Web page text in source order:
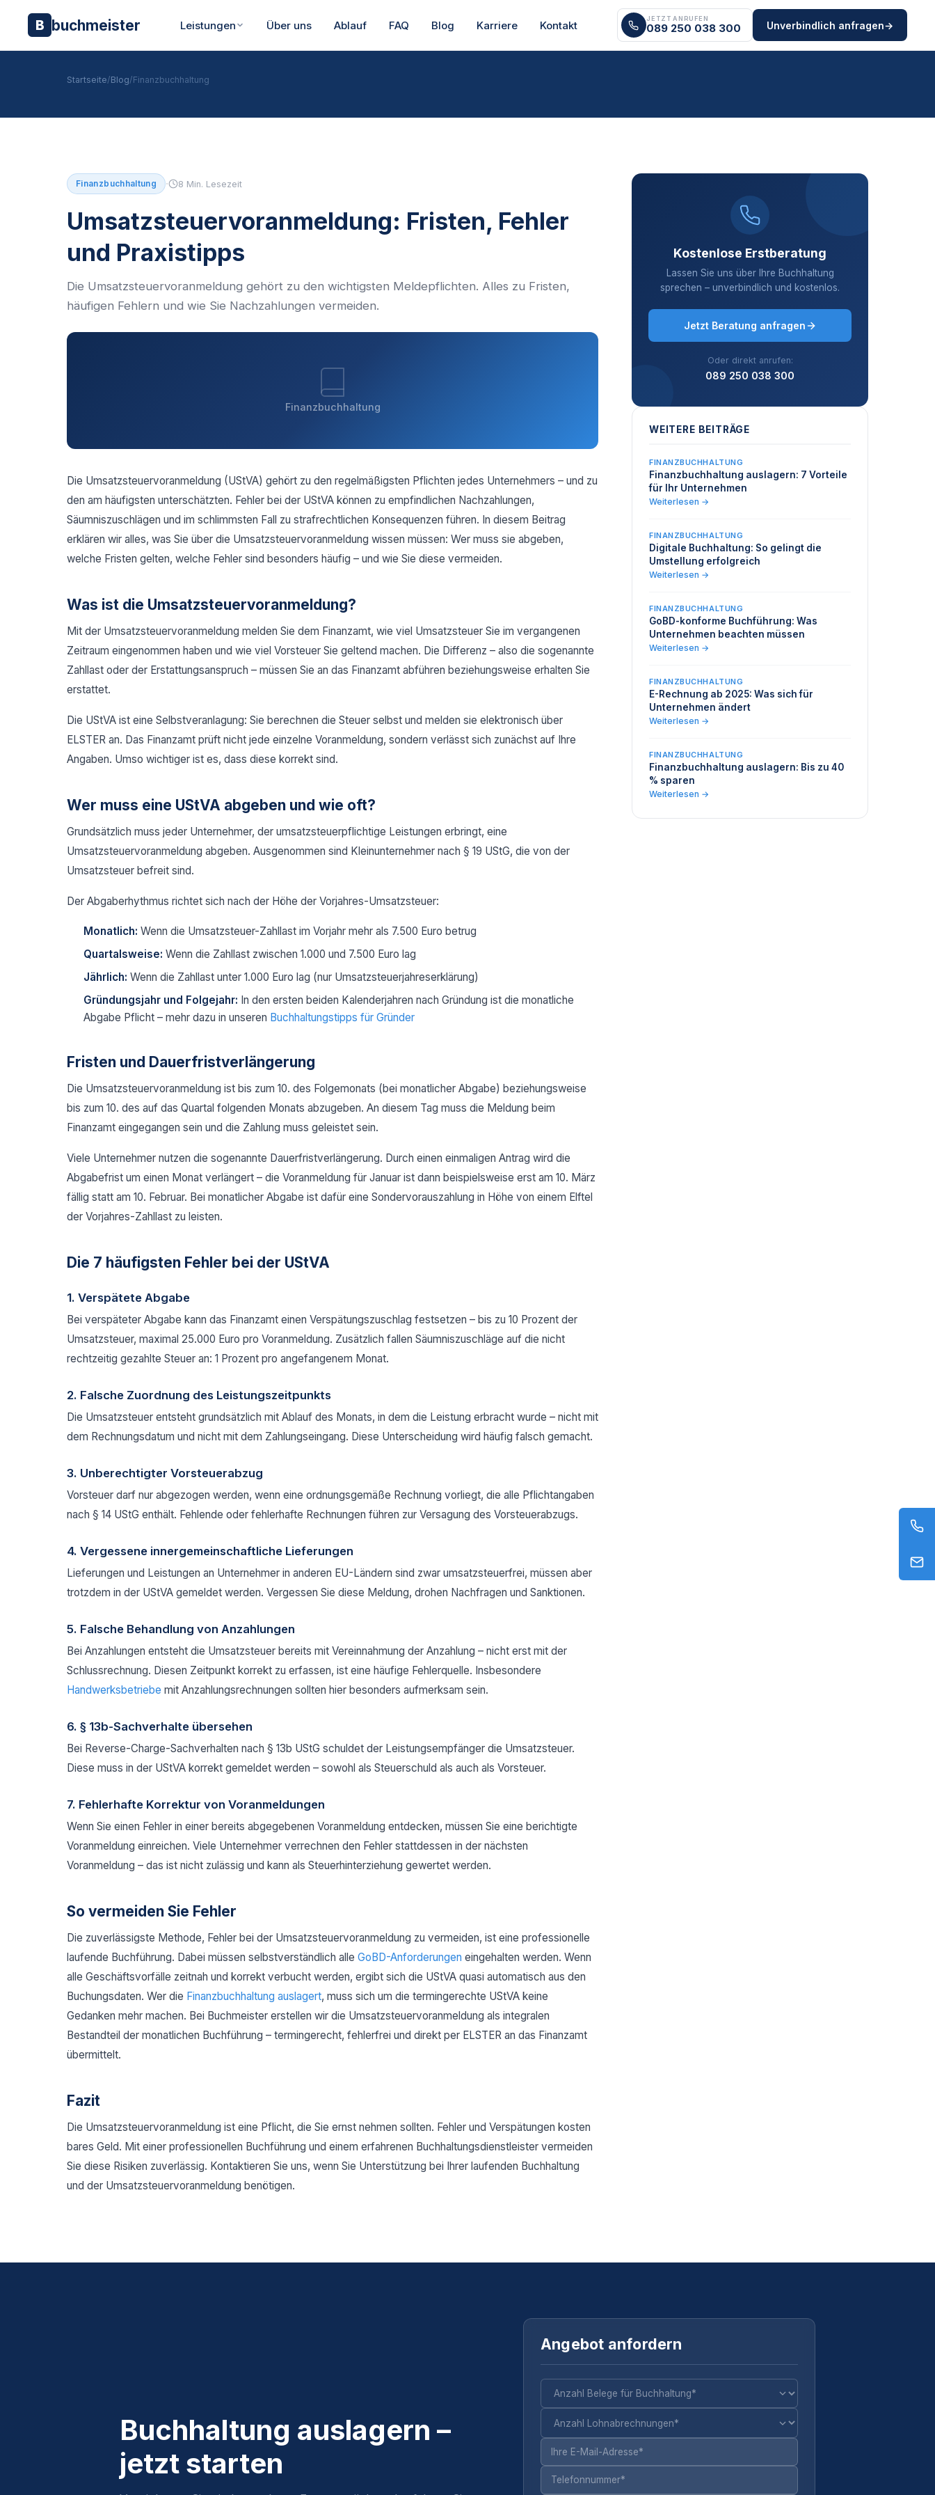
B buchmeister Leistungen Über uns Ablauf FAQ Blog Karriere Kontakt JETZT ANRUFEN
089 250 038 300 Unverbindlich anfragen→
Startseite/Blog/Finanzbuchhaltung
Finanzbuchhaltung · 8 Min. Lesezeit
Umsatzsteuervoranmeldung: Fristen, Fehler
und Praxistipps
Die Umsatzsteuervoranmeldung gehört zu den wichtigsten Meldepflichten. Alles zu Fristen,
häufigen Fehlern und wie Sie Nachzahlungen vermeiden.
Finanzbuchhaltung
Die Umsatzsteuervoranmeldung (UStVA) gehört zu den regelmäßigsten Pflichten jedes Unternehmers – und zu
den am häufigsten unterschätzten. Fehler bei der UStVA können zu empfindlichen Nachzahlungen,
Säumniszuschlägen und im schlimmsten Fall zu strafrechtlichen Konsequenzen führen. In diesem Beitrag
erklären wir alles, was Sie über die Umsatzsteuervoranmeldung wissen müssen: Wer muss sie abgeben,
welche Fristen gelten, welche Fehler sind besonders häufig – und wie Sie diese vermeiden.
Was ist die Umsatzsteuervoranmeldung?
Mit der Umsatzsteuervoranmeldung melden Sie dem Finanzamt, wie viel Umsatzsteuer Sie im vergangenen
Zeitraum eingenommen haben und wie viel Vorsteuer Sie geltend machen. Die Differenz – also die sogenannte
Zahllast oder der Erstattungsanspruch – müssen Sie an das Finanzamt abführen beziehungsweise erhalten Sie
erstattet.
Die UStVA ist eine Selbstveranlagung: Sie berechnen die Steuer selbst und melden sie elektronisch über
ELSTER an. Das Finanzamt prüft nicht jede einzelne Voranmeldung, sondern verlässt sich zunächst auf Ihre
Angaben. Umso wichtiger ist es, dass diese korrekt sind.
Wer muss eine UStVA abgeben und wie oft?
Grundsätzlich muss jeder Unternehmer, der umsatzsteuerpflichtige Leistungen erbringt, eine
Umsatzsteuervoranmeldung abgeben. Ausgenommen sind Kleinunternehmer nach § 19 UStG, die von der
Umsatzsteuer befreit sind.
Der Abgaberhythmus richtet sich nach der Höhe der Vorjahres-Umsatzsteuer:
Monatlich: Wenn die Umsatzsteuer-Zahllast im Vorjahr mehr als 7.500 Euro betrug
Quartalsweise: Wenn die Zahllast zwischen 1.000 und 7.500 Euro lag
Jährlich: Wenn die Zahllast unter 1.000 Euro lag (nur Umsatzsteuerjahreserklärung)
Gründungsjahr und Folgejahr: In den ersten beiden Kalenderjahren nach Gründung ist die monatliche
Abgabe Pflicht – mehr dazu in unseren Buchhaltungstipps für Gründer
Fristen und Dauerfristverlängerung
Die Umsatzsteuervoranmeldung ist bis zum 10. des Folgemonats (bei monatlicher Abgabe) beziehungsweise
bis zum 10. des auf das Quartal folgenden Monats abzugeben. An diesem Tag muss die Meldung beim
Finanzamt eingegangen sein und die Zahlung muss geleistet sein.
Viele Unternehmer nutzen die sogenannte Dauerfristverlängerung. Durch einen einmaligen Antrag wird die
Abgabefrist um einen Monat verlängert – die Voranmeldung für Januar ist dann beispielsweise erst am 10. März
fällig statt am 10. Februar. Bei monatlicher Abgabe ist dafür eine Sondervorauszahlung in Höhe von einem Elftel
der Vorjahres-Zahllast zu leisten.
Die 7 häufigsten Fehler bei der UStVA
1. Verspätete Abgabe
Bei verspäteter Abgabe kann das Finanzamt einen Verspätungszuschlag festsetzen – bis zu 10 Prozent der
Umsatzsteuer, maximal 25.000 Euro pro Voranmeldung. Zusätzlich fallen Säumniszuschläge auf die nicht
rechtzeitig gezahlte Steuer an: 1 Prozent pro angefangenem Monat.
2. Falsche Zuordnung des Leistungszeitpunkts
Die Umsatzsteuer entsteht grundsätzlich mit Ablauf des Monats, in dem die Leistung erbracht wurde – nicht mit
dem Rechnungsdatum und nicht mit dem Zahlungseingang. Diese Unterscheidung wird häufig falsch gemacht.
3. Unberechtigter Vorsteuerabzug
Vorsteuer darf nur abgezogen werden, wenn eine ordnungsgemäße Rechnung vorliegt, die alle Pflichtangaben
nach § 14 UStG enthält. Fehlende oder fehlerhafte Rechnungen führen zur Versagung des Vorsteuerabzugs.
4. Vergessene innergemeinschaftliche Lieferungen
Lieferungen und Leistungen an Unternehmer in anderen EU-Ländern sind zwar umsatzsteuerfrei, müssen aber
trotzdem in der UStVA gemeldet werden. Vergessen Sie diese Meldung, drohen Nachfragen und Sanktionen.
5. Falsche Behandlung von Anzahlungen
Bei Anzahlungen entsteht die Umsatzsteuer bereits mit Vereinnahmung der Anzahlung – nicht erst mit der
Schlussrechnung. Diesen Zeitpunkt korrekt zu erfassen, ist eine häufige Fehlerquelle. Insbesondere
Handwerksbetriebe mit Anzahlungsrechnungen sollten hier besonders aufmerksam sein.
6. § 13b-Sachverhalte übersehen
Bei Reverse-Charge-Sachverhalten nach § 13b UStG schuldet der Leistungsempfänger die Umsatzsteuer.
Diese muss in der UStVA korrekt gemeldet werden – sowohl als Steuerschuld als auch als Vorsteuer.
7. Fehlerhafte Korrektur von Voranmeldungen
Wenn Sie einen Fehler in einer bereits abgegebenen Voranmeldung entdecken, müssen Sie eine berichtigte
Voranmeldung einreichen. Viele Unternehmer verrechnen den Fehler stattdessen in der nächsten
Voranmeldung – das ist nicht zulässig und kann als Steuerhinterziehung gewertet werden.
So vermeiden Sie Fehler
Die zuverlässigste Methode, Fehler bei der Umsatzsteuervoranmeldung zu vermeiden, ist eine professionelle
laufende Buchführung. Dabei müssen selbstverständlich alle GoBD-Anforderungen eingehalten werden. Wenn
alle Geschäftsvorfälle zeitnah und korrekt verbucht werden, ergibt sich die UStVA quasi automatisch aus den
Buchungsdaten. Wer die Finanzbuchhaltung auslagert, muss sich um die termingerechte UStVA keine
Gedanken mehr machen. Bei Buchmeister erstellen wir die Umsatzsteuervoranmeldung als integralen
Bestandteil der monatlichen Buchführung – termingerecht, fehlerfrei und direkt per ELSTER an das Finanzamt
übermittelt.
Fazit
Die Umsatzsteuervoranmeldung ist eine Pflicht, die Sie ernst nehmen sollten. Fehler und Verspätungen kosten
bares Geld. Mit einer professionellen Buchführung und einem erfahrenen Buchhaltungsdienstleister vermeiden
Sie diese Risiken zuverlässig. Kontaktieren Sie uns, wenn Sie Unterstützung bei Ihrer laufenden Buchhaltung
und der Umsatzsteuervoranmeldung benötigen.
Kostenlose Erstberatung
Lassen Sie uns über Ihre Buchhaltung
sprechen – unverbindlich und kostenlos.
Jetzt Beratung anfragen
Oder direkt anrufen:
089 250 038 300
WEITERE BEITRÄGE
FINANZBUCHHALTUNG
Finanzbuchhaltung auslagern: 7 Vorteile
für Ihr Unternehmen
Weiterlesen →
FINANZBUCHHALTUNG
Digitale Buchhaltung: So gelingt die
Umstellung erfolgreich
Weiterlesen →
FINANZBUCHHALTUNG
GoBD-konforme Buchführung: Was
Unternehmen beachten müssen
Weiterlesen →
FINANZBUCHHALTUNG
E-Rechnung ab 2025: Was sich für
Unternehmen ändert
Weiterlesen →
FINANZBUCHHALTUNG
Finanzbuchhaltung auslagern: Bis zu 40
% sparen
Weiterlesen →
Buchhaltung auslagern –
jetzt starten
Angebot anfordern